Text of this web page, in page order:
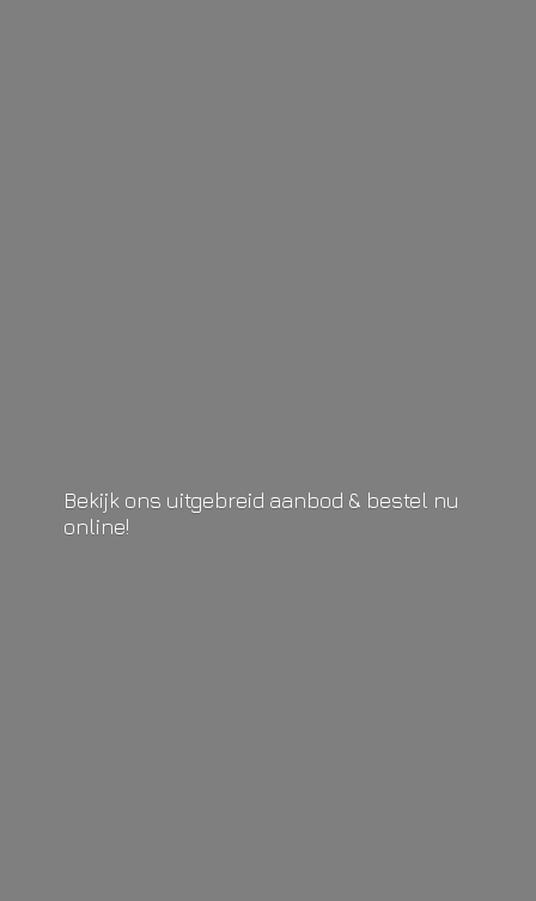
Bekijk ons uitgebreid aanbod & bestel nu
online!